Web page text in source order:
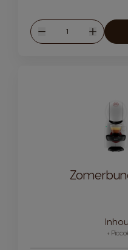
Verlagen
Hoeveelheid
Verhogen
+